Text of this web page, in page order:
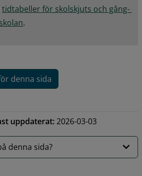
tidtabeller för skolskjuts och gång-
.
denna sida
uppdaterat:2026-03-03
denna sida?